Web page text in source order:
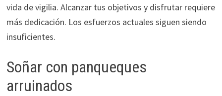
vida de vigilia. Alcanzar tus objetivos y disfrutar requiere
más dedicación. Los esfuerzos actuales siguen siendo
insuficientes.
Soñar con panqueques
arruinados